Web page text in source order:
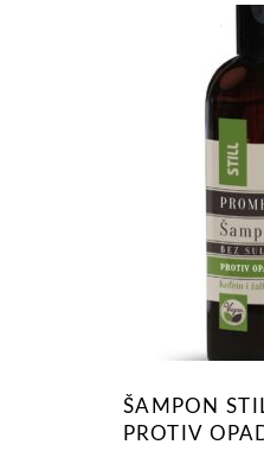
ŠAMPON
PROTIV